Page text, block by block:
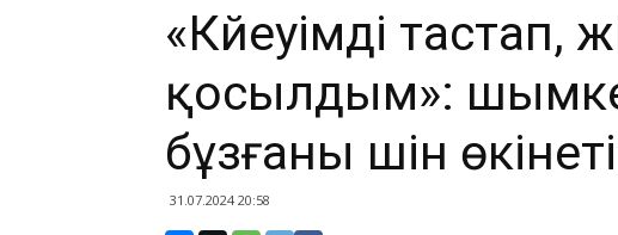
«Күйеуімді тастап,
қосылдым»:
бұзғаны үшін
31.07.2024 20:58